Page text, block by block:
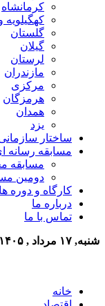
کرمانشاه
کهگیلویه
گلستان
گیلان
لرستان
مازندران
مرکزی
هرمزگان
همدان
یزد
ساختار
مسابقه رسانه
مسابقه
دومین
کارگاه و دوره
درباره ما
تماس با ما
شنبه, ۱۷ مرداد , ۱۴۰۵
خانه